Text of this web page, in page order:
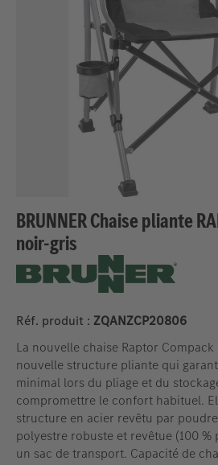
BRUNNER Chaise pliante
noir-gris
Réf. produit : ZQANZCP20806
La nouvelle chaise Raptor
nouvelle structure pliante qui
minimal lors du pliage et du
compromettre le confort habituel.
structure en acier revêtu par
polyestre robuste et revêtue (100 %
un sac de transport. Capacité de